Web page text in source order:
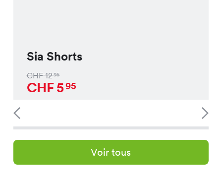
Sia Shorts
CHF1295
CHF595
Voir tous